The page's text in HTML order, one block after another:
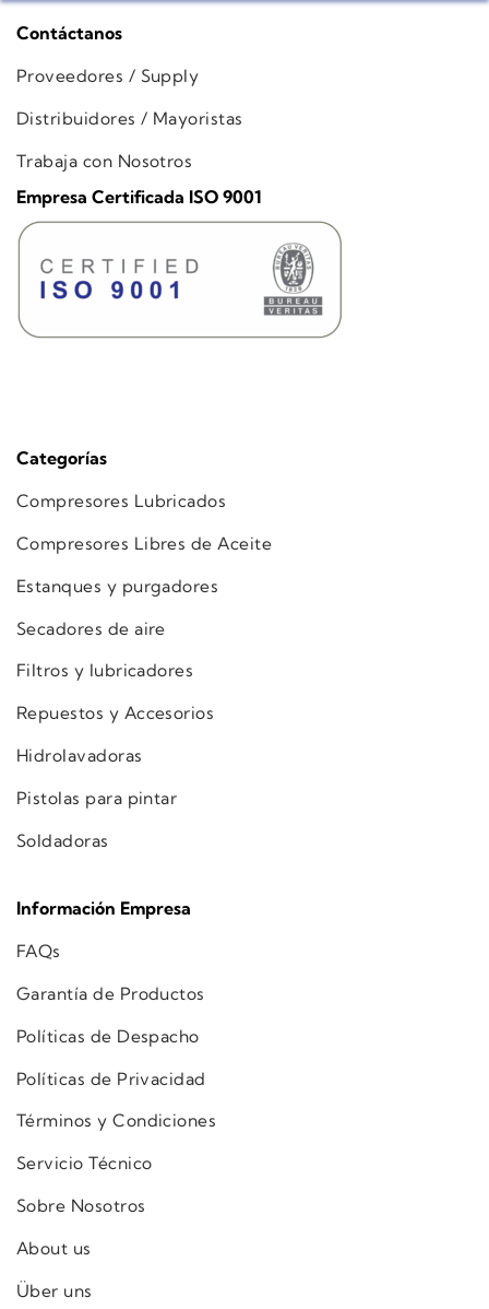
Categorías
Compresores Lubricados
Compresores Libres de Aceite
Estanques y purgadores
Secadores de aire
Filtros y lubricadores
Repuestos y Accesorios
Hidrolavadoras
Pistolas para pintar
Soldadoras
Información Empresa
FAQs
Garantía de Productos
Políticas de Despacho
Políticas de Privacidad
Términos y Condiciones
Servicio Técnico
Sobre Nosotros
About us
Über uns
Contáctanos
Proveedores / Supply
Distribuidores / Mayoristas
Trabaja con Nosotros
Empresa Certificada ISO 9001